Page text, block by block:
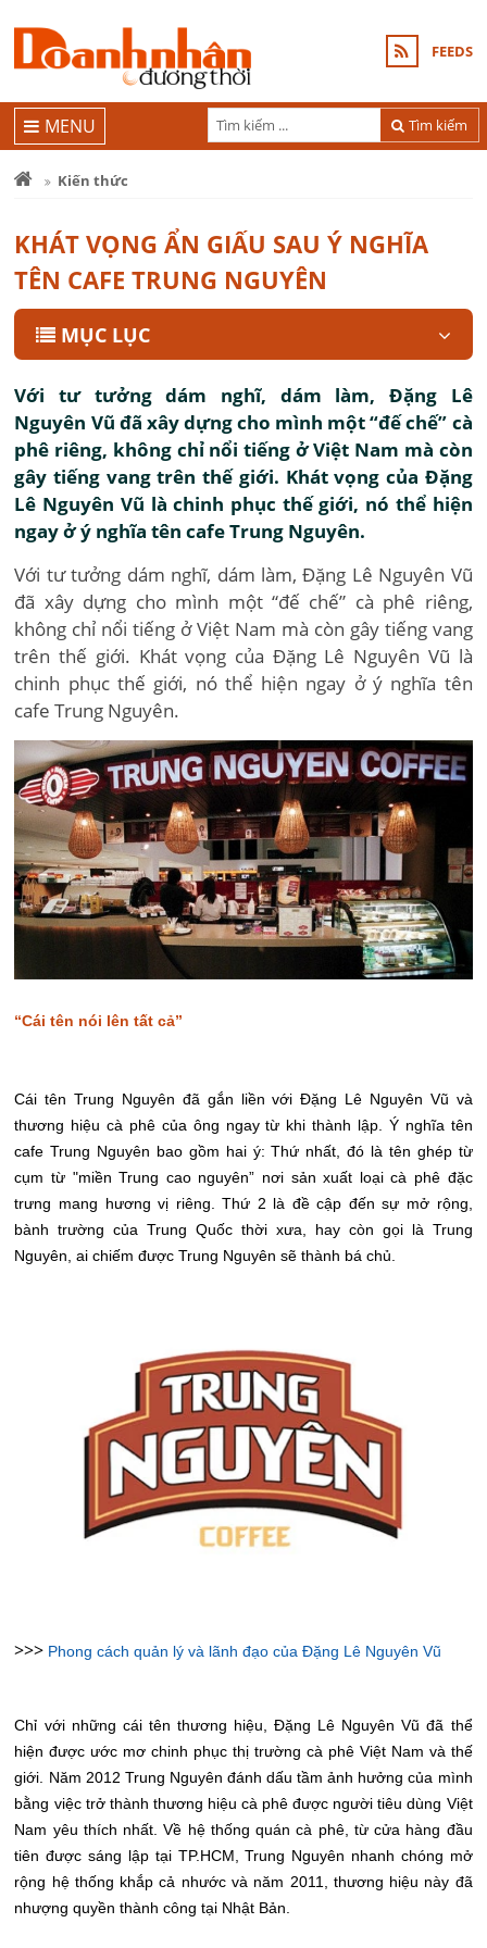
FEEDS
Tìm kiếm
MENU
Kiến thức
KHÁT VỌNG ẨN GIẤU SAU Ý NGHĨA
TÊN CAFE TRUNG NGUYÊN
MỤC LỤC
Với tư tưởng dám nghĩ, dám làm, Đặng Lê
Nguyên Vũ đã xây dựng cho mình một “đế chế” cà
phê riêng, không chỉ nổi tiếng ở Việt Nam mà còn
gây tiếng vang trên thế giới. Khát vọng của Đặng
Lê Nguyên Vũ là chinh phục thế giới, nó thể hiện
ngay ở ý nghĩa tên cafe Trung Nguyên.
Với tư tưởng dám nghĩ, dám làm, Đặng Lê Nguyên Vũ
đã xây dựng cho mình một “đế chế” cà phê riêng,
không chỉ nổi tiếng ở Việt Nam mà còn gây tiếng vang
trên thế giới. Khát vọng của Đặng Lê Nguyên Vũ là
chinh phục thế giới, nó thể hiện ngay ở ý nghĩa tên
cafe Trung Nguyên.
“Cái tên nói lên tất cả”
Cái tên Trung Nguyên đã gắn liền với Đặng Lê Nguyên Vũ và
thương hiệu cà phê của ông ngay từ khi thành lập. Ý nghĩa tên
cafe Trung Nguyên bao gồm hai ý: Thứ nhất, đó là tên ghép từ
cụm từ "miền Trung cao nguyên” nơi sản xuất loại cà phê đặc
trưng mang hương vị riêng. Thứ 2 là đề cập đến sự mở rộng,
bành trường của Trung Quốc thời xưa, hay còn gọi là Trung
Nguyên, ai chiếm được Trung Nguyên sẽ thành bá chủ.
>>> Phong cách quản lý và lãnh đạo của Đặng Lê Nguyên Vũ
Chỉ với những cái tên thương hiệu, Đặng Lê Nguyên Vũ đã thể
hiện được ước mơ chinh phục thị trường cà phê Việt Nam và thế
giới. Năm 2012 Trung Nguyên đánh dấu tầm ảnh hưởng của mình
bằng việc trở thành thương hiệu cà phê được người tiêu dùng Việt
Nam yêu thích nhất. Về hệ thống quán cà phê, từ cửa hàng đầu
tiên được sáng lập tại TP.HCM, Trung Nguyên nhanh chóng mở
rộng hệ thống khắp cả nhước và năm 2011, thương hiệu này đã
nhượng quyền thành công tại Nhật Bản.